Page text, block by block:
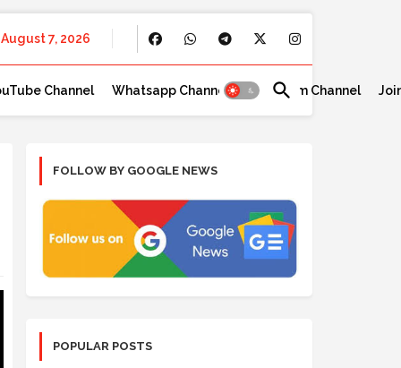
August 7, 2026
Channel Whatsapp Channel Telegram Channel
FOLLOW BY GOOGLE NEWS
POPULAR POSTS